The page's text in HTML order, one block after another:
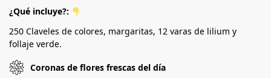
¿Qué incluye?:
250 Claveles de colores, margaritas, 12 varas de lilium y
follaje verde.
Coronas de flores frescas del día